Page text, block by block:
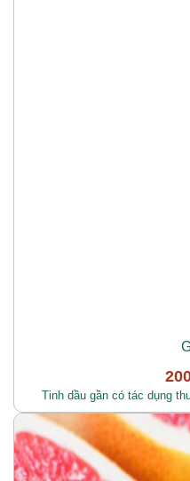
Tinh dầu gần có tác dụng